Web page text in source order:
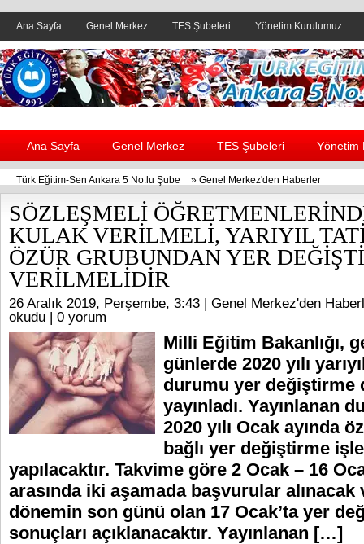
Ana Sayfa Genel Merkez TES Şubeleri Yönetim Kurulumuz
Header yanı reklam alanı
Ana Sayfa Genel Merkez TES Şubeleri Yönetim
Türk Eğitim-Sen Ankara 5 No.lu Şube » Genel Merkez'den Haberler
SÖZLEŞMELİ
KULAK VERİLMELİ, YARIYIL
ÖZÜR GRUBUNDAN YER
VERİLMELİDİR
26 Aralık 2019, Perşembe, 3:43 | Genel Merkez'den
okudu | 0 yorum
Milli Eğitim Bakanlığı,
günlerde 2020 yılı
durumu yer değiştirme
yayınladı. Yayınlanan
2020 yılı Ocak ayında
bağlı yer değiştirme
yapılacaktır. Takvime göre 2 Ocak – 16
arasında iki aşamada başvurular
dönemin son günü olan 17 Ocak’ta yer
sonuçları açıklanacaktır. Yayınlanan […]